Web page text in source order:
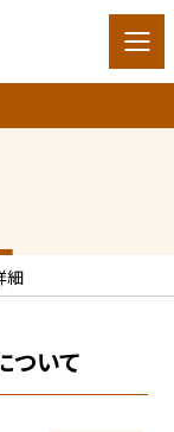
細
ついて